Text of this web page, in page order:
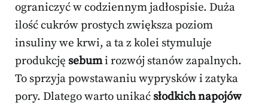
ograniczyć w codziennym jadłospisie. Duża
ilość cukrów prostych zwiększa poziom
insuliny we krwi, a ta z kolei stymuluje
produkcję sebumi rozwój stanów zapalnych.
To sprzyja powstawaniu wyprysków i zatyka
pory. Dlatego warto unikać słodkich napojów